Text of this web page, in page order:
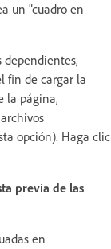
un "cuadro en
dependientes,
fin de cargar la
la página,
opción). Haga clic
previa de las
en